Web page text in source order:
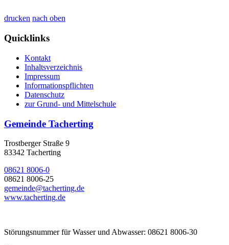
drucken nach oben
Quicklinks
Kontakt
Inhaltsverzeichnis
Impressum
Informationspflichten
Datenschutz
zur Grund- und Mittelschule
Gemeinde Tacherting
Trostberger Straße 9
83342 Tacherting
08621 8006-0
08621 8006-25
gemeinde@tacherting.de
www.tacherting.de
Störungsnummer für Wasser und Abwasser: 08621 8006-30